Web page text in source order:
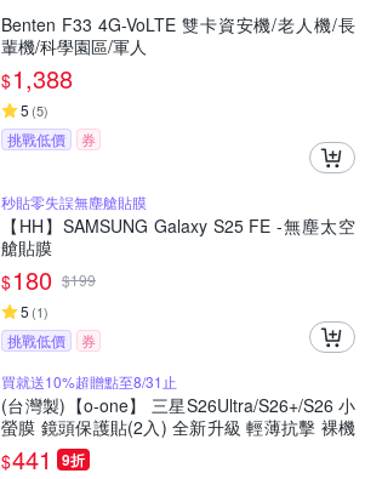
Benten F33 4G-VoLTE 雙卡資安機/老人機/長
輩機/科學園區/軍人
$1,388
5 (5)
挑戰低價 券
秒貼零失誤無塵艙貼膜
【HH】SAMSUNG Galaxy S25 FE -無塵太空
艙貼膜
$180 $199
5 (1)
挑戰低價
券
買就送10%超贈點至8/31止
(台灣製)【o-one】 三星S26Ultra/S26+/S26 小
螢膜 鏡頭保護貼(2入) 全新升級 輕薄抗擊 裸機
質感 划痕自動修復
$441 9折